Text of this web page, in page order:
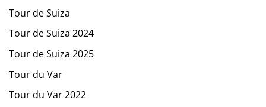
Tour de Suiza
Tour de Suiza 2024
Tour de Suiza 2025
Tour du Var
Tour du Var 2022